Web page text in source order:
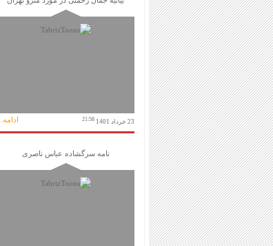
23 خرداد 1401 21:58 ادامه...
نامه سرگشاده عباس ناصری